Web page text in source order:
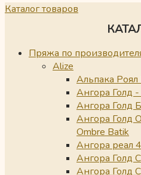
Каталог товаров
Пряжа по
Alize
Альпака
Ангора Голд
Ангора Голд
Ангора Голд
Ombre Batik
Ангора реал
Ангора Голд
Ангора Голд